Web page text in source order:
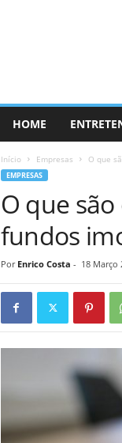
HOME
Início Empresas O que
EMPRESAS
O que
fundos
Por Enrico Costa - 18 Março